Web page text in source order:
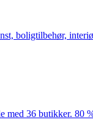
boligtilbehør,
36 butikker. 80